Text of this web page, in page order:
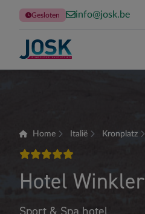
Gesloten info@josk.be
Terug naar de homepage
Home Italië Kronplatz
5 sterren
Hotel Winkler
Sport & Spa hotel